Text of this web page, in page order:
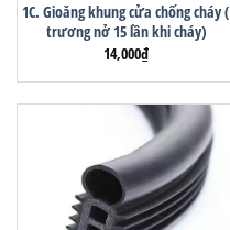
1C. Gioăng khung cửa chống cháy (
trương nở 15 lần khi cháy)
14,000₫